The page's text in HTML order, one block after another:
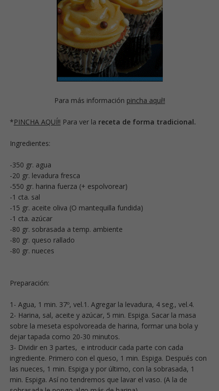
Para más información pincha aquí!!
*PINCHA AQUÍ!! Para ver la receta de forma tradicional.
Ingredientes:
-350 gr. agua
-20 gr. levadura fresca
-550 gr. harina fuerza (+ espolvorear)
-1 cta. sal
-15 gr. aceite oliva (O mantequilla fundida)
-1 cta. azúcar
-80 gr. sobrasada a temp. ambiente
-80 gr. queso rallado
-80 gr. nueces
Preparación:
1- Agua, 1 min. 37º, vel.1. Agregar la levadura, 4 seg., vel.4.
2- Harina, sal, aceite y azúcar, 5 min. Espiga. Sacar la masa
sobre la meseta espolvoreada de harina, formar una bola y
dejar tapada como 20-30 minutos.
3- Dividir en 3 partes, e introducir cada parte con cada
ingrediente. Primero con el queso, 1 min. Espiga. Después con
las nueces, 1 min. Espiga y por último, con la sobrasada, 1
min. Espiga. Así no tendremos que lavar el vaso. (A la de